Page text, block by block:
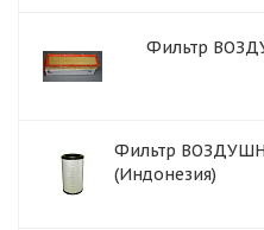
Фильтр
Фильтр
(Индонезия)